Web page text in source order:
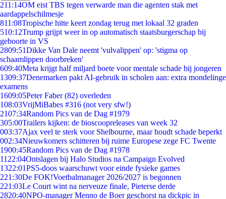
211:14OM eist TBS tegen verwarde man die agenten stak met
aardappelschilmesje
811:08Tropische hitte keert zondag terug met lokaal 32 graden
510:12Trump grijpt weer in op automatisch staatsburgerschap bij
geboorte in VS
2809:51Dikke Van Dale neemt 'vulvalippen' op: 'stigma op
schaamlippen doorbreken'
609:40Meta krijgt half miljard boete voor mentale schade bij jongeren
1309:37Denemarken pakt AI-gebruik in scholen aan: extra mondelinge
examens
1609:05Peter Faber (82) overleden
108:03VrijMiBabes #316 (not very sfw!)
2107:34Random Pics van de Dag #1979
305:00Trailers kijken: de bioscoopreleases van week 32
003:37Ajax veel te sterk voor Shelbourne, maar houdt schade beperkt
002:34Nieuwkomers schitteren bij ruime Europese zege FC Twente
1900:45Random Pics van de Dag #1978
11 22:04Ontslagen bij Halo Studios na Campaign Evolved
1322:01PS5-doos waarschuwt voor einde fysieke games
221:30De FOK!Voetbalmanager 2026/2027 is begonnen
221:03Le Court wint na nerveuze finale, Pieterse derde
2820:40NPO-manager Menno de Boer geschorst na dickpic in